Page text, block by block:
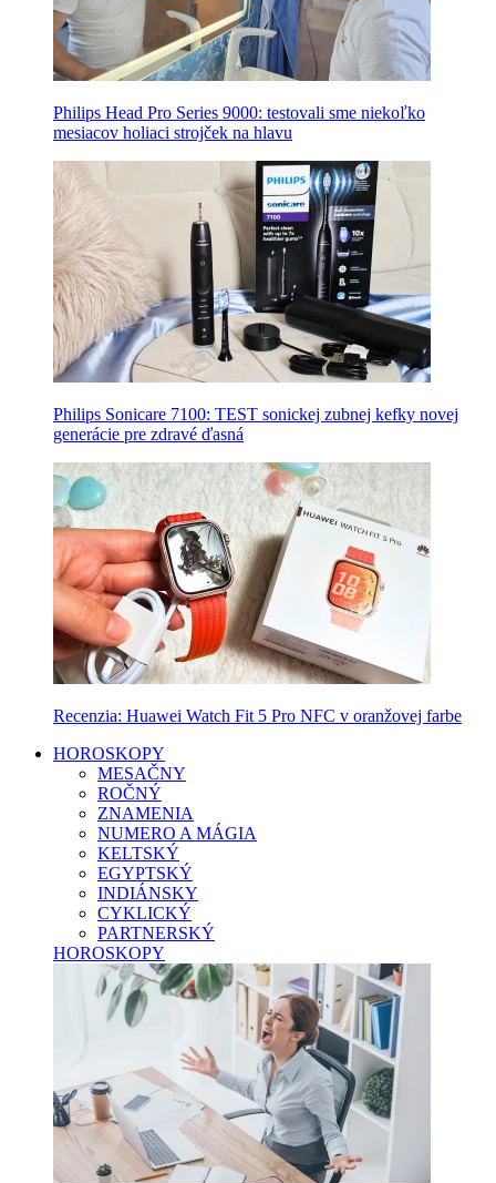
Philips Head Pro Series 9000: testovali sme niekoľko
mesiacov holiaci strojček na hlavu
Philips Sonicare 7100: TEST sonickej zubnej kefky novej
generácie pre zdravé ďasná
Recenzia: Huawei Watch Fit 5 Pro NFC v oranžovej farbe
HOROSKOPY
MESAČNY
ROČNÝ
ZNAMENIA
NUMERO A MÁGIA
KELTSKÝ
EGYPTSKÝ
INDIÁNSKY
CYKLICKÝ
PARTNERSKÝ
HOROSKOPY